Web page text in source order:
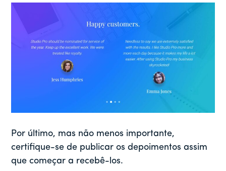
Por último, mas não menos importante,
certifique-se de publicar os depoimentos assim
que começar a recebê-los.